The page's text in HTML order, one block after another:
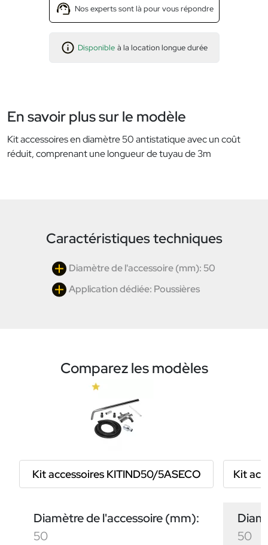
Nos experts sont là pour vous répondre
Disponible à la location longue durée
En savoir plus sur le modèle
Kit accessoires en diamètre 50 antistatique avec un coût
réduit, comprenant une longueur de tuyau de 3m
Caractéristiques techniques
Diamètre de l'accessoire (mm): 50
Application dédiée: Poussières
Comparez les modèles
Kit accessoires KITIND50/5ASECO
Diamètre de l'accessoire (mm):
50
Kit
50